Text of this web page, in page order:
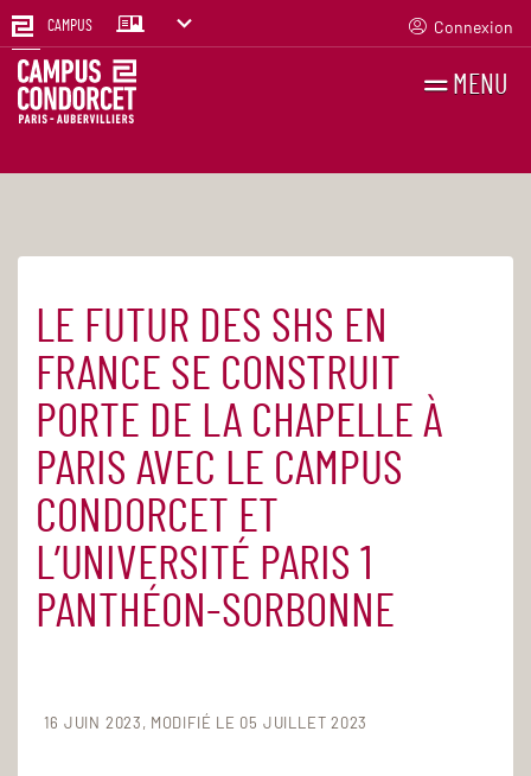
CAMPUS Connexion
MENU
Accueil Actualités
LE FUTUR DES SHS EN
FRANCE SE CONSTRUIT
PORTE DE LA CHAPELLE À
PARIS AVEC LE CAMPUS
CONDORCET ET
L’UNIVERSITÉ PARIS 1
PANTHÉON-SORBONNE
16 JUIN 2023 MODIFIÉ LE 05 JUILLET 2023